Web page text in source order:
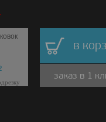
в
заказ в 1